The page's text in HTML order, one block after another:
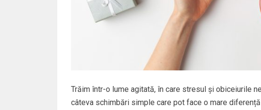
Trăim într-o lume agitată, în care stresul și obiceiurile
câteva schimbări simple care pot face o mare